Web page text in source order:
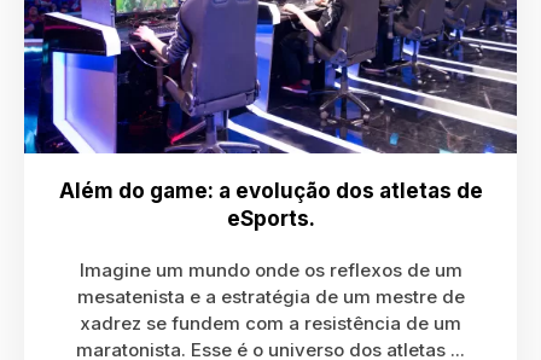
Além do game: a evolução dos atletas de
eSports.
Imagine um mundo onde os reflexos de um
mesatenista e a estratégia de um mestre de
xadrez se fundem com a resistência de um
maratonista. Esse é o universo dos atletas ...